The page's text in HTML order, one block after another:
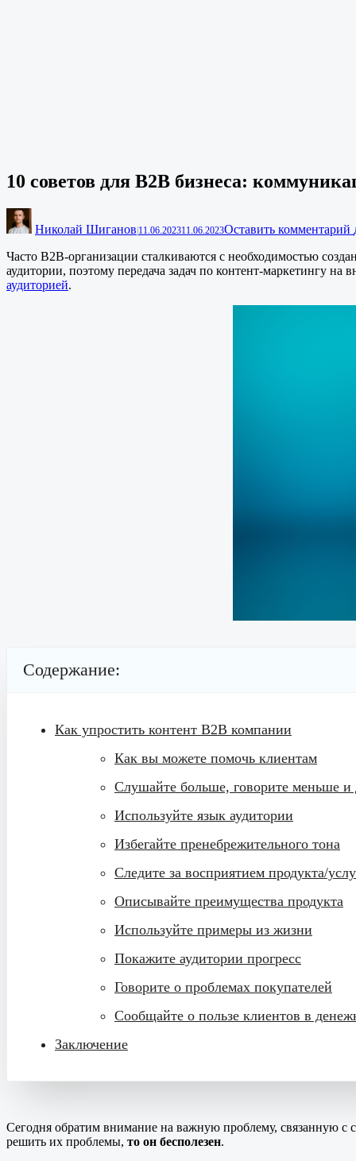
10 советов для B2B бизнеса:
Николай Шиганов 11.06.202311.06.2023Оставить комментарий
Часто B2B-организации сталкиваются с необходимостью
аудитории, поэтому передача задач по контент-маркетингу
аудиторией.
Содержание:
Как упростить контент B2B компании
Как вы можете помочь клиентам
Слушайте больше, говорите меньше и
Используйте язык аудитории
Избегайте пренебрежительного тона
Следите за восприятием продукта/
Описывайте преимущества продукта
Используйте примеры из жизни
Покажите аудитории прогресс
Говорите о проблемах покупателей
Сообщайте о пользе клиентов в
Заключение
Сегодня обратим внимание на важную проблему, связанную с
решить их проблемы, то он бесполезен.